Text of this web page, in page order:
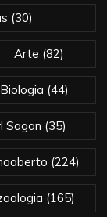
(30)
Arte (82)
Biologia (44)
Sagan (35)
(224)
(165)